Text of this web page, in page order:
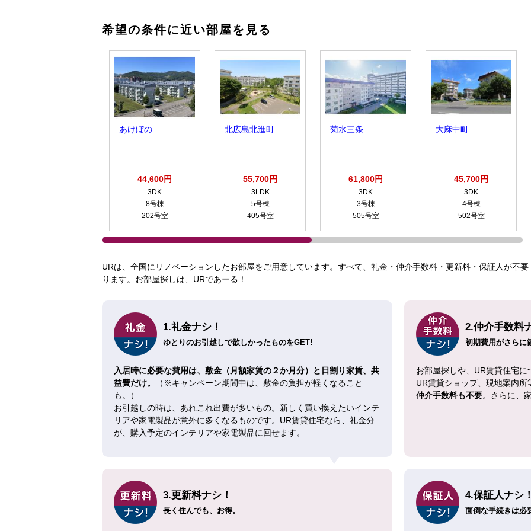
希望の条件に近い部屋を見る
あけぼの
44,600円
3DK
8号棟
202号室
北広島北進町
55,700円
3LDK
5号棟
405号室
菊水三条
61,800円
3DK
3号棟
505号室
大麻中町
45,700円
3DK
4号棟
502号室
URは、全国にリノベーションしたお部屋をご用意しています。すべて、礼金・仲介手数料・更新料・保証人が不
ります。お部屋探しは、URであーる！
1.礼金ナシ！
ゆとりのお引越しで欲しかったものをGET!
入居時に必要な費用は、敷金（月額家賃の２か月分）と日割り家賃、共
益費だけ。
（※キャンペーン期間中は、敷金の負担が軽くなること
も。）
お引越しの時は、あれこれ出費が多いもの。新しく買い換えたいインテ
リアや家電製品が意外に多くなるものです。UR賃貸住宅なら、礼金分
が、購入予定のインテリアや家電製品に回せます。
2.仲介手数料
初期費用がさらに
お部屋探しや、UR賃貸住宅に
UR賃貸ショップ、現地案内所
仲介手数料も不要。さらに、
3.更新料ナシ！
長く住んでも、お得。
4.保証人ナシ！
面倒な手続きは必